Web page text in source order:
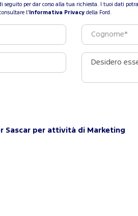
seguito per dar corso alla tua richiesta. I tuoi dati
l' Informativa Privacy della Ford.
Sascar per attività di Marketing